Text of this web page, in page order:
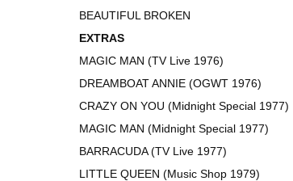
BEAUTIFUL BROKEN
EXTRAS
MAGIC MAN (TV Live 1976)
DREAMBOAT ANNIE (OGWT 1976)
CRAZY ON YOU (Midnight Special 1977)
MAGIC MAN (Midnight Special 1977)
BARRACUDA (TV Live 1977)
LITTLE QUEEN (Music Shop 1979)